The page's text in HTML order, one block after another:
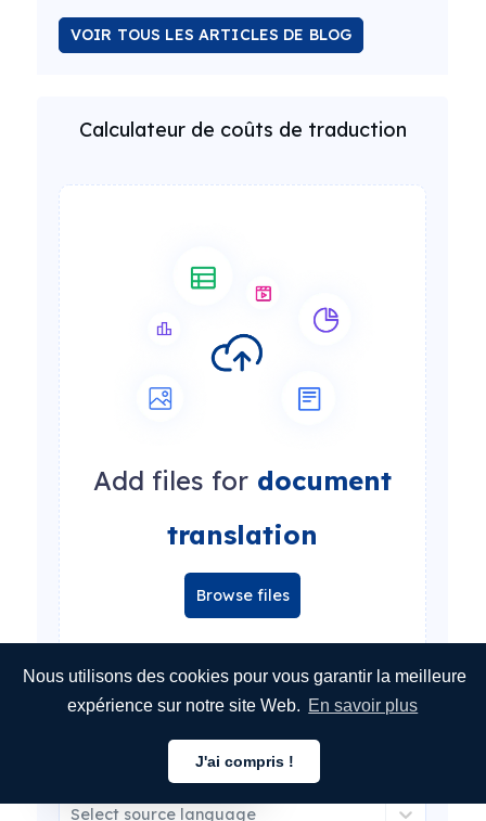
Nous utilisons des cookies pour vous garantir la meilleure
expérience sur notre site Web. En savoir plus
J'ai compris !
VOIR TOUS LES ARTICLES DE BLOG
Calculateur de coûts de traduction
Add files for document
translation
Browse files
All kinds of files are supported: docx, xlsx, pdf, jpeg,
csv, json, xml, ini, html... see more
Select source language
Français